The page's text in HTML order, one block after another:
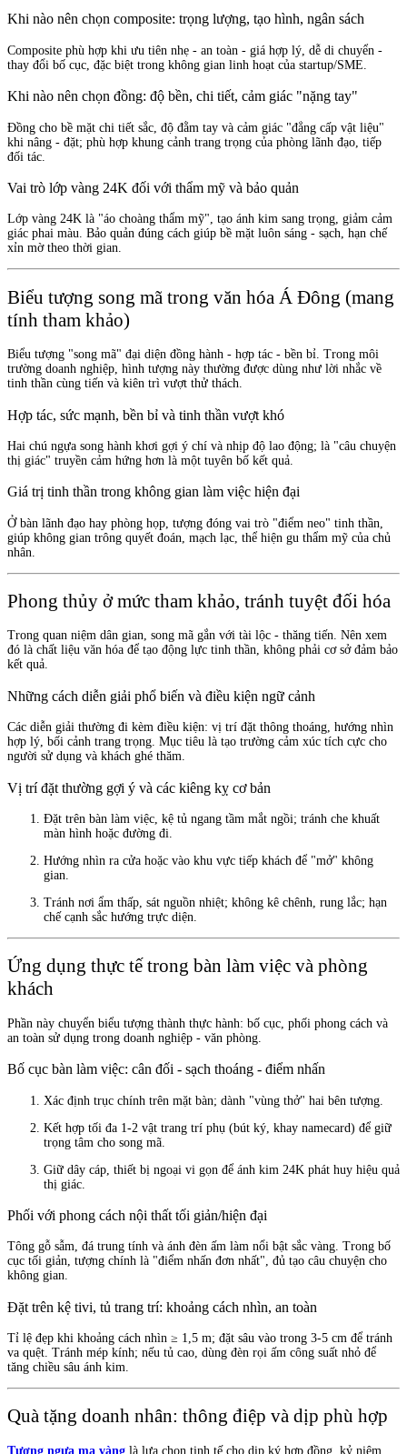
Khi nào nên chọn composite: trọng lượng, tạo hình, ngân sách
Composite phù hợp khi ưu tiên nhẹ - an toàn - giá hợp lý, dễ di chuyển -
thay đổi bố cục, đặc biệt trong không gian linh hoạt của startup/SME.
Khi nào nên chọn đồng: độ bền, chi tiết, cảm giác "nặng tay"
Đồng cho bề mặt chi tiết sắc, độ đằm tay và cảm giác "đẳng cấp vật liệu"
khi nâng - đặt; phù hợp khung cảnh trang trọng của phòng lãnh đạo, tiếp
đối tác.
Vai trò lớp vàng 24K đối với thẩm mỹ và bảo quản
Lớp vàng 24K là "áo choàng thẩm mỹ", tạo ánh kim sang trọng, giảm cảm
giác phai màu. Bảo quản đúng cách giúp bề mặt luôn sáng - sạch, hạn chế
xỉn mờ theo thời gian.
Biểu tượng song mã trong văn hóa Á Đông (mang
tính tham khảo)
Biểu tượng "song mã" đại diện đồng hành - hợp tác - bền bỉ. Trong môi
trường doanh nghiệp, hình tượng này thường được dùng như lời nhắc về
tinh thần cùng tiến và kiên trì vượt thử thách.
Hợp tác, sức mạnh, bền bỉ và tinh thần vượt khó
Hai chú ngựa song hành khơi gợi ý chí và nhịp độ lao động; là "câu chuyện
thị giác" truyền cảm hứng hơn là một tuyên bố kết quả.
Giá trị tinh thần trong không gian làm việc hiện đại
Ở bàn lãnh đạo hay phòng họp, tượng đóng vai trò "điểm neo" tinh thần,
giúp không gian trông quyết đoán, mạch lạc, thể hiện gu thẩm mỹ của chủ
nhân.
Phong thủy ở mức tham khảo, tránh tuyệt đối hóa
Trong quan niệm dân gian, song mã gắn với tài lộc - thăng tiến. Nên xem
đó là chất liệu văn hóa để tạo động lực tinh thần, không phải cơ sở đảm bảo
kết quả.
Những cách diễn giải phổ biến và điều kiện ngữ cảnh
Các diễn giải thường đi kèm điều kiện: vị trí đặt thông thoáng, hướng nhìn
hợp lý, bối cảnh trang trọng. Mục tiêu là tạo trường cảm xúc tích cực cho
người sử dụng và khách ghé thăm.
Vị trí đặt thường gợi ý và các kiêng kỵ cơ bản
Đặt trên bàn làm việc, kệ tủ ngang tầm mắt ngồi; tránh che khuất
màn hình hoặc đường đi.
Hướng nhìn ra cửa hoặc vào khu vực tiếp khách để "mở" không
gian.
Tránh nơi ẩm thấp, sát nguồn nhiệt; không kê chênh, rung lắc; hạn
chế cạnh sắc hướng trực diện.
Ứng dụng thực tế trong bàn làm việc và phòng
khách
Phần này chuyển biểu tượng thành thực hành: bố cục, phối phong cách và
an toàn sử dụng trong doanh nghiệp - văn phòng.
Bố cục bàn làm việc: cân đối - sạch thoáng - điểm nhấn
Xác định trục chính trên mặt bàn; dành "vùng thở" hai bên tượng.
Kết hợp tối đa 1-2 vật trang trí phụ (bút ký, khay namecard) để giữ
trọng tâm cho song mã.
Giữ dây cáp, thiết bị ngoại vi gọn để ánh kim 24K phát huy hiệu quả
thị giác.
Phối với phong cách nội thất tối giản/hiện đại
Tông gỗ sẫm, đá trung tính và ánh đèn ấm làm nổi bật sắc vàng. Trong bố
cục tối giản, tượng chính là "điểm nhấn đơn nhất", đủ tạo câu chuyện cho
không gian.
Đặt trên kệ tivi, tủ trang trí: khoảng cách nhìn, an toàn
Tỉ lệ đẹp khi khoảng cách nhìn ≥ 1,5 m; đặt sâu vào trong 3-5 cm để tránh
va quệt. Tránh mép kính; nếu tủ cao, dùng đèn rọi ấm công suất nhỏ để
tăng chiều sâu ánh kim.
Quà tặng doanh nhân: thông điệp và dịp phù hợp
Tượng ngựa mạ vàng là lựa chọn tinh tế cho dịp ký hợp đồng, kỷ niệm